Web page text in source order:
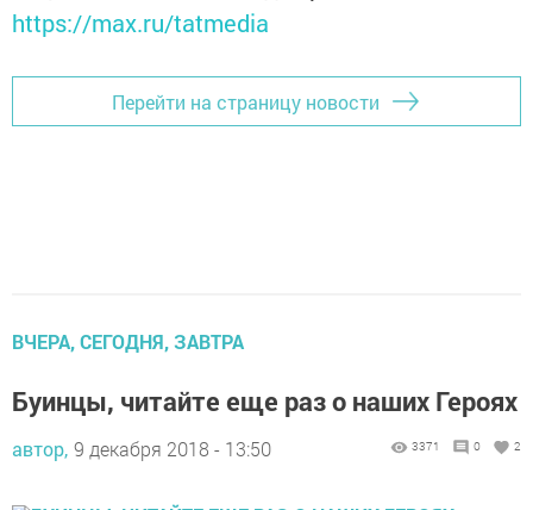
https://max.ru/tatmedia
Перейти на страницу новости
ВЧЕРА, СЕГОДНЯ, ЗАВТРА
Буинцы, читайте еще раз о наших Героях
автор, 9 декабря 2018 - 13:50 3371 0 2